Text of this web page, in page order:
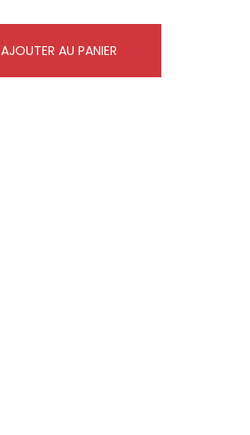
AJOUTER AU PANIER